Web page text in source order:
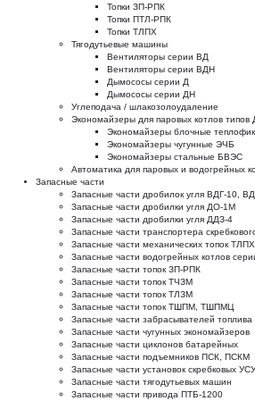
Топки ЗП-РПК
Топки ПТЛ-РПК
Топки ТЛПХ
Тягодутьевые машины
Вентиляторы серии ВД
Вентиляторы серии ВДН
Дымососы серии Д
Дымососы серии ДН
Углеподача / шлакозолоудаление
Экономайзеры для паровых котлов
Экономайзеры блочные
Экономайзеры чугунные ЭЧБ
Экономайзеры стальные БВЭС
Автоматика для паровых и водогрейных
Запасные части
Запасные части дробилок угля ВДГ-10,
Запасные части дробилки угля ДО-1М
Запасные части дробилки угля ДДЗ-4
Запасные части транспортера
Запасные части механических топок ТЛПХ
Запасные части водогрейных котлов
Запасные части топок ЗП-РПК
Запасные части топок ТЧЗМ
Запасные части топок ТЛЗМ
Запасные части топок ТШПМ, ТШПМЦ
Запасные части забрасывателей топлива
Запасные части чугунных экономайзеров
Запасные части циклонов батарейных
Запасные части подъемников ПСК, ПСКМ
Запасные части установок скребковых
Запасные части тягодутьевых машин
Запасные части привода ПТБ-1200